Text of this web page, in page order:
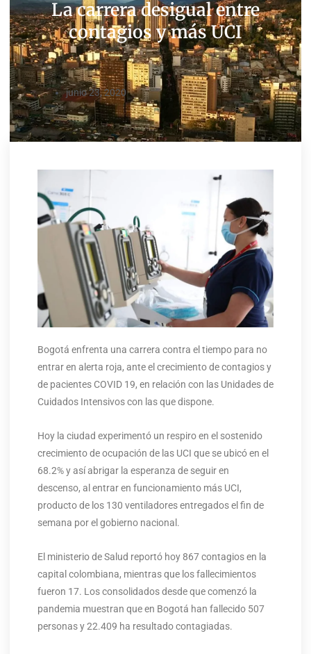
La carrera desigual entre
contagios y más UCI
junio 23, 2020
Bogotá enfrenta una carrera contra el tiempo para no
entrar en alerta roja, ante el crecimiento de contagios y
de pacientes COVID 19, en relación con las Unidades de
Cuidados Intensivos con las que dispone.
Hoy la ciudad experimentó un respiro en el sostenido
crecimiento de ocupación de las UCI que se ubicó en el
68.2% y así abrigar la esperanza de seguir en
descenso, al entrar en funcionamiento más UCI,
producto de los 130 ventiladores entregados el fin de
semana por el gobierno nacional.
El ministerio de Salud reportó hoy 867 contagios en la
capital colombiana, mientras que los fallecimientos
fueron 17. Los consolidados desde que comenzó la
pandemia muestran que en Bogotá han fallecido 507
personas y 22.409 ha resultado contagiadas.